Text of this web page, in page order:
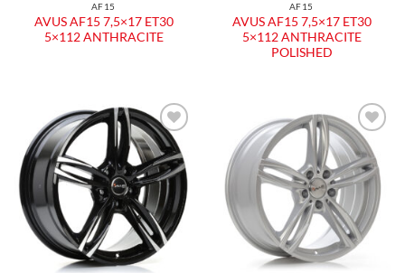
AF15
AVUS AF15 7,5×17 ET30
5×112 ANTHRACITE
AF15
AVUS AF15 7,5×17 ET30
5×112 ANTHRACITE
POLISHED